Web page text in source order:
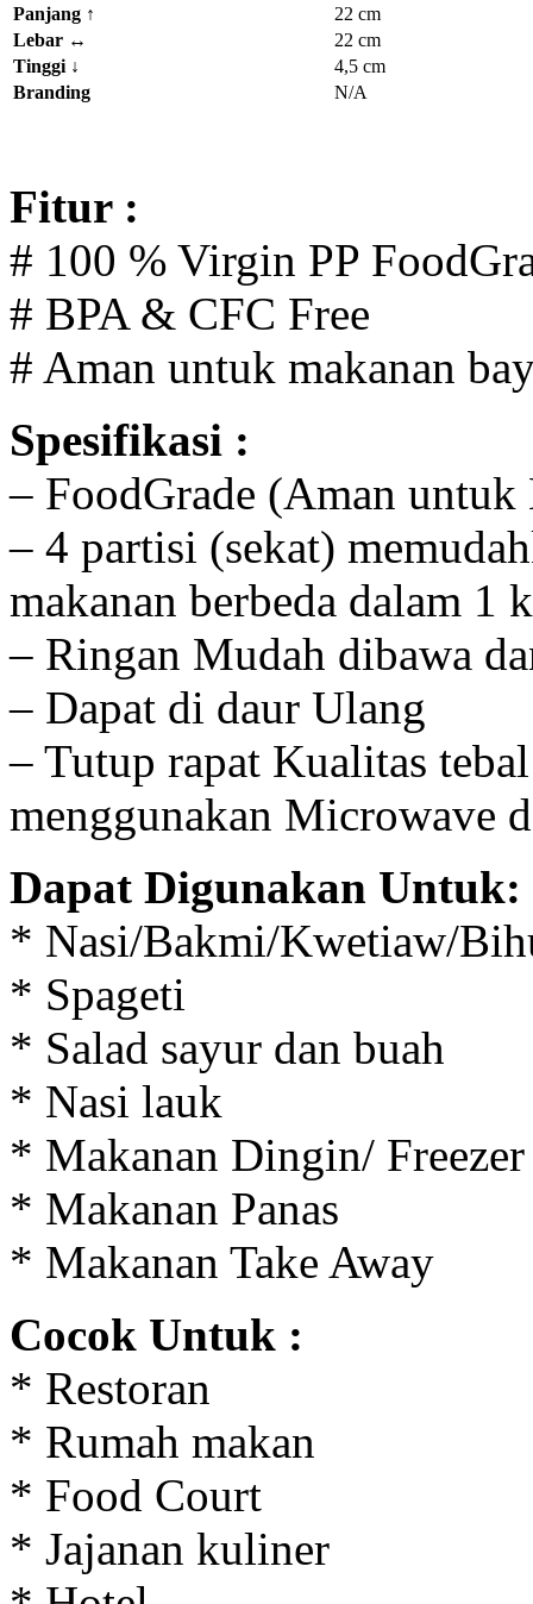
Panjang ↑
22 cm
Lebar ↔
22 cm
Tinggi ↓
4,5 cm
Branding
N/A
Fitur :
# 100 % Virgin PP
# BPA & CFC Free
# Aman untuk makanan
Spesifikasi :
– FoodGrade (Aman
– 4 partisi (sekat)
makanan berbeda dalam 1
– Ringan Mudah dibawa
– Dapat di daur Ulang
– Tutup rapat Kualitas
menggunakan Microwave
Dapat Digunakan Untuk:
* Nasi/Bakmi/Kwetiaw/
* Spageti
* Salad sayur dan buah
* Nasi lauk
* Makanan Dingin/ Freezer
* Makanan Panas
* Makanan Take Away
Cocok Untuk :
* Restoran
* Rumah makan
* Food Court
* Jajanan kuliner